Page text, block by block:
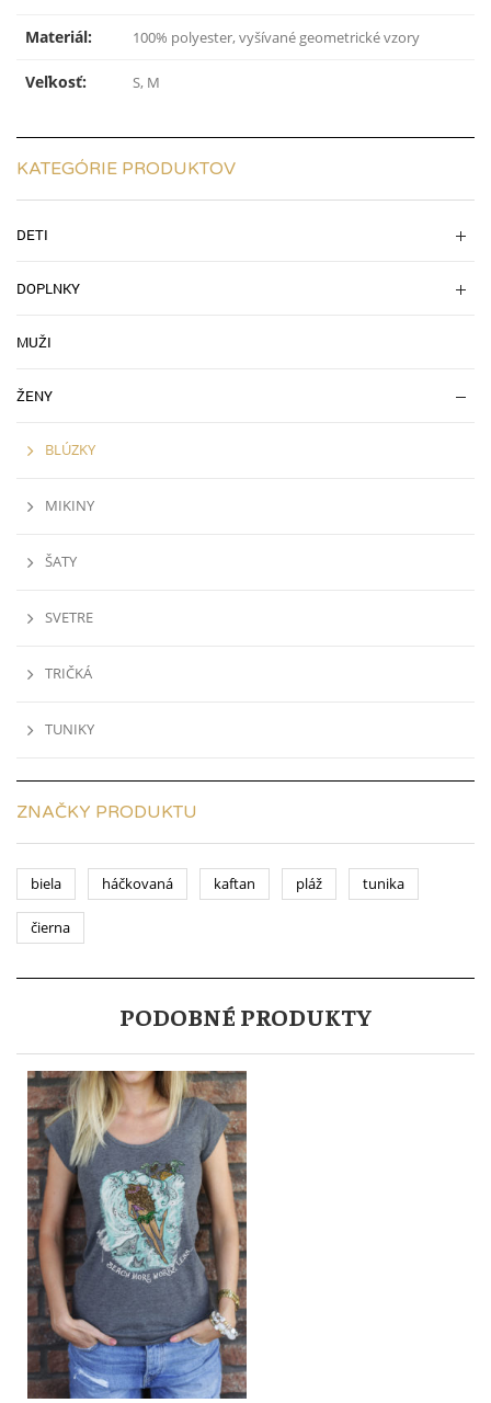
Materiál: 100% polyester, vyšívané geometrické vzory
Veľkosť: S, M
KATEGÓRIE PRODUKTOV
DETI
DOPLNKY
MUŽI
ŽENY
BLÚZKY
MIKINY
ŠATY
SVETRE
TRIČKÁ
TUNIKY
ZNAČKY PRODUKTU
biela háčkovaná kaftan pláž tunika
čierna
PODOBNÉ PRODUKTY